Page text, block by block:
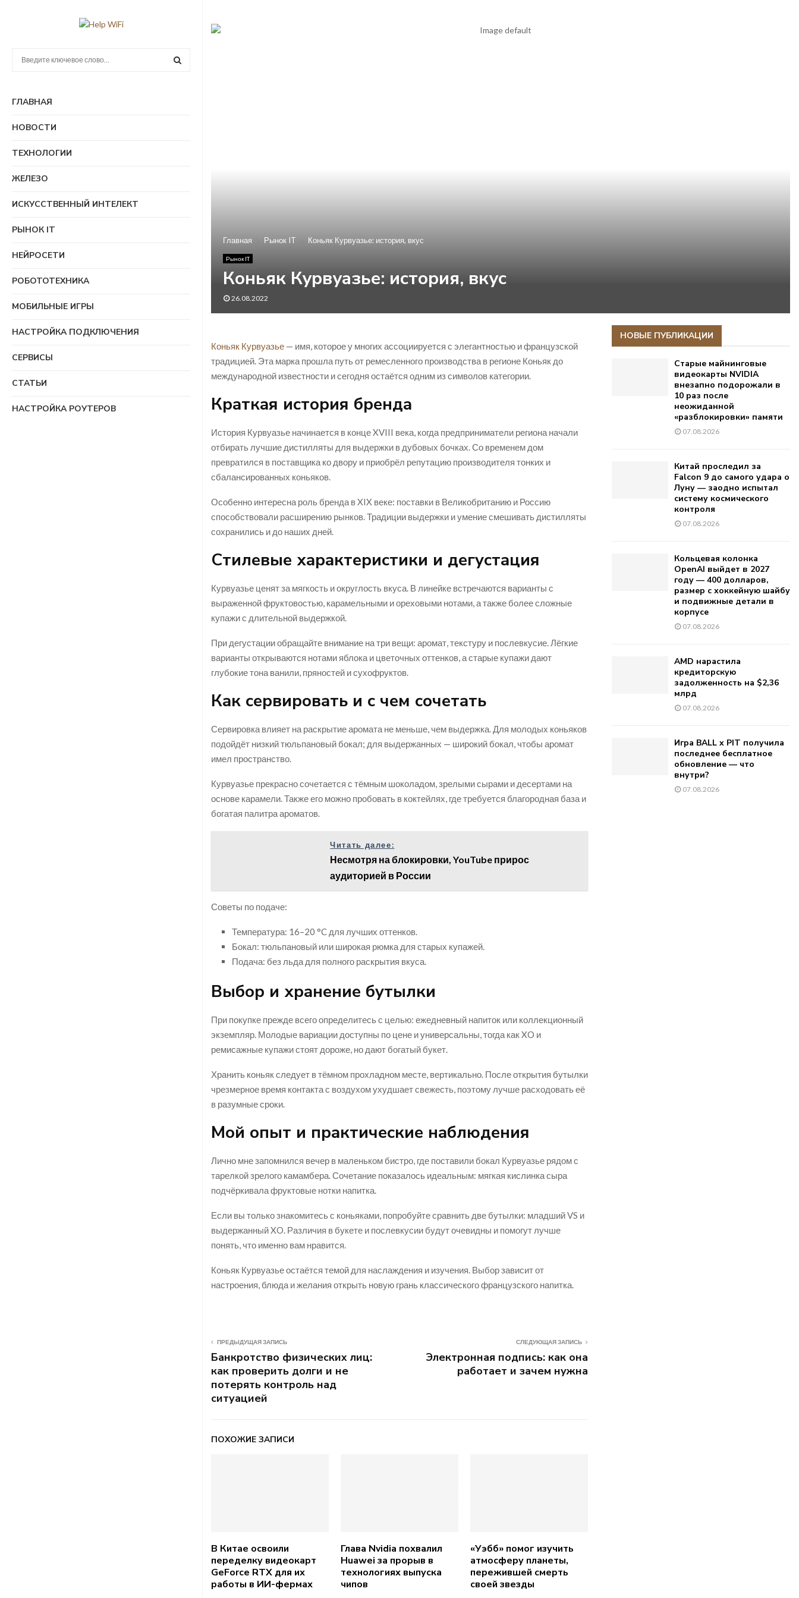
кГЛАВНАЯ
НОВОСТИ
ТЕХНОЛОГИИ
ЖЕЛЕЗО
ИСКУССТВЕННЫЙ ИНТЕЛЕКТ
РЫНОК IT
НЕЙРОСЕТИ
РОБОТОТЕХНИКА
МОБИЛЬНЫЕ ИГРЫ
НАСТРОЙКА ПОДКЛЮЧЕНИЯ
СЕРВИСЫ
СТАТЬИ
НАСТРОЙКА РОУТЕРОВ
Главная Рынок IT Коньяк Курвуазье: история, вкус
Рынок IT
Коньяк Курвуазье: история, вкус
26.08.2022
Коньяк Курвуазье — имя, которое у многих ассоциируется с элегантностью и французской
традицией. Эта марка прошла путь от ремесленного производства в регионе Коньяк до
международной известности и сегодня остаётся одним из символов категории.
Краткая история бренда
История Курвуазье начинается в конце XVIII века, когда предприниматели региона начали
отбирать лучшие дистилляты для выдержки в дубовых бочках. Со временем дом
превратился в поставщика ко двору и приобрёл репутацию производителя тонких и
сбалансированных коньяков.
Особенно интересна роль бренда в XIX веке: поставки в Великобританию и Россию
способствовали расширению рынков. Традиции выдержки и умение смешивать дистилляты
сохранились и до наших дней.
Стилевые характеристики и дегустация
Курвуазье ценят за мягкость и округлость вкуса. В линейке встречаются варианты с
выраженной фруктовостью, карамельными и ореховыми нотами, а также более сложные
купажи с длительной выдержкой.
При дегустации обращайте внимание на три вещи: аромат, текстуру и послевкусие. Лёгкие
варианты открываются нотами яблока и цветочных оттенков, а старые купажи дают
глубокие тона ванили, пряностей и сухофруктов.
Как сервировать и с чем сочетать
Сервировка влияет на раскрытие аромата не меньше, чем выдержка. Для молодых коньяков
подойдёт низкий тюльпановый бокал; для выдержанных — широкий бокал, чтобы аромат
имел пространство.
Курвуазье прекрасно сочетается с тёмным шоколадом, зрелыми сырами и десертами на
основе карамели. Также его можно пробовать в коктейлях, где требуется благородная база и
богатая палитра ароматов.
Читать далее:
Несмотря на блокировки, YouTube прирос
аудиторией в России
Советы по подаче:
Температура: 16–20 °C для лучших оттенков.
Бокал: тюльпановый или широкая рюмка для старых купажей.
Подача: без льда для полного раскрытия вкуса.
Выбор и хранение бутылки
При покупке прежде всего определитесь с целью: ежедневный напиток или коллекционный
экземпляр. Молодые вариации доступны по цене и универсальны, тогда как XO и
ремисажные купажи стоят дороже, но дают богатый букет.
Хранить коньяк следует в тёмном прохладном месте, вертикально. После открытия бутылки
чрезмерное время контакта с воздухом ухудшает свежесть, поэтому лучше расходовать её
в разумные сроки.
Мой опыт и практические наблюдения
Лично мне запомнился вечер в маленьком бистро, где поставили бокал Курвуазье рядом с
тарелкой зрелого камамбера. Сочетание показалось идеальным: мягкая кислинка сыра
подчёркивала фруктовые нотки напитка.
Если вы только знакомитесь с коньяками, попробуйте сравнить две бутылки: младший VS и
выдержанный XO. Различия в букете и послевкусии будут очевидны и помогут лучше
понять, что именно вам нравится.
Коньяк Курвуазье остаётся темой для наслаждения и изучения. Выбор зависит от
настроения, блюда и желания открыть новую грань классического французского напитка.
ПРЕДЫДУЩАЯ ЗАПИСЬ
Банкротство физических лиц:
как проверить долги и не
потерять контроль над
ситуацией
СЛЕДУЮЩАЯ ЗАПИСЬ
Электронная подпись: как она
работает и зачем нужна
ПОХОЖИЕ ЗАПИСИ
В Китае освоили
переделку видеокарт
GeForce RTX для их
работы в ИИ-фермах
Глава Nvidia похвалил
Huawei за прорыв в
технологиях выпуска
чипов
«Уэбб» помог изучить
атмосферу планеты,
пережившей смерть
своей звезды
НОВЫЕ ПУБЛИКАЦИИ
Старые майнинговые
видеокарты NVIDIA
внезапно подорожали в
10 раз после
неожиданной
«разблокировки» памяти
07.08.2026
Китай проследил за
Falcon 9 до самого удара о
Луну — заодно испытал
систему космического
контроля
07.08.2026
Кольцевая колонка
OpenAI выйдет в 2027
году — 400 долларов,
размер с хоккейную шайбу
и подвижные детали в
корпусе
07.08.2026
AMD нарастила
кредиторскую
задолженность на $2,36
млрд
07.08.2026
Игра BALL x PIT получила
последнее бесплатное
обновление — что
внутри?
07.08.2026